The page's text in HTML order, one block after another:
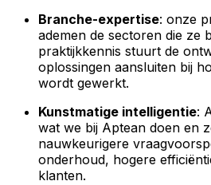
Branche-expertise: onze
ademen de sectoren die ze
praktijkkennis stuurt de
oplossingen aansluiten bij
wordt gewerkt.
Kunstmatige intelligentie:
wat we bij Aptean doen en
nauwkeurigere
onderhoud, hogere
klanten.